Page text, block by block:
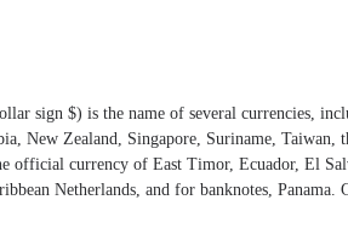
sign $) is the name of several currencies,
New Zealand, Singapore, Suriname, Taiwan,
official currency of East Timor, Ecuador, El
Netherlands, and for banknotes,